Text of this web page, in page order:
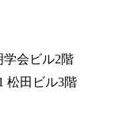
会ビル2階
松田ビル3階